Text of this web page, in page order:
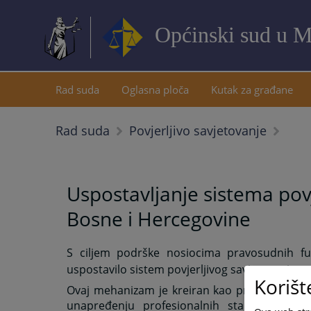
Općinski sud u
Rad suda Oglasna ploča Kutak za građane
Rad suda Povjerljivo savjetovanje
Uspostavljanje sistema
Bosne i Hercegovine
S ciljem podrške nosiocima pravosudnih
uspostavilo sistem povjerljivog savjetovanja.
Ovaj mehanizam je kreiran kao preventivni i
unapređenju profesionalnih standarda.